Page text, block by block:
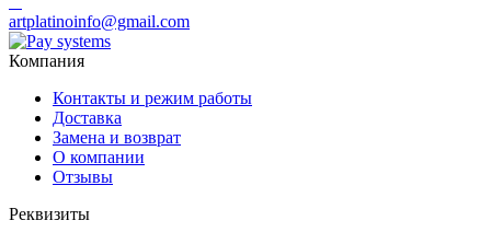
artplatinoinfo@gmail.com
Компания
Контакты и режим работы
Доставка
Замена и возврат
О компании
Отзывы
Реквизиты